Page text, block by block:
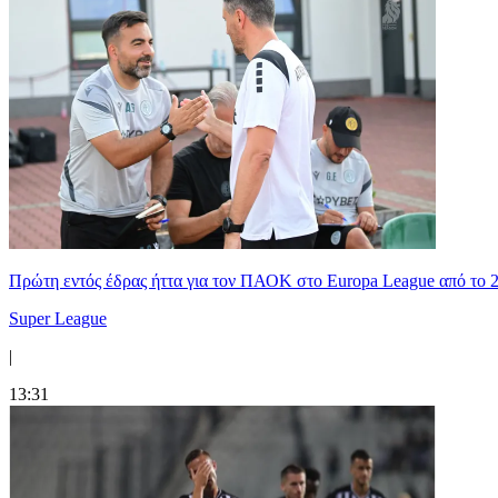
Πρώτη εντός έδρας ήττα για τον ΠΑΟΚ στο Europa League από το
Super League
|
13:31